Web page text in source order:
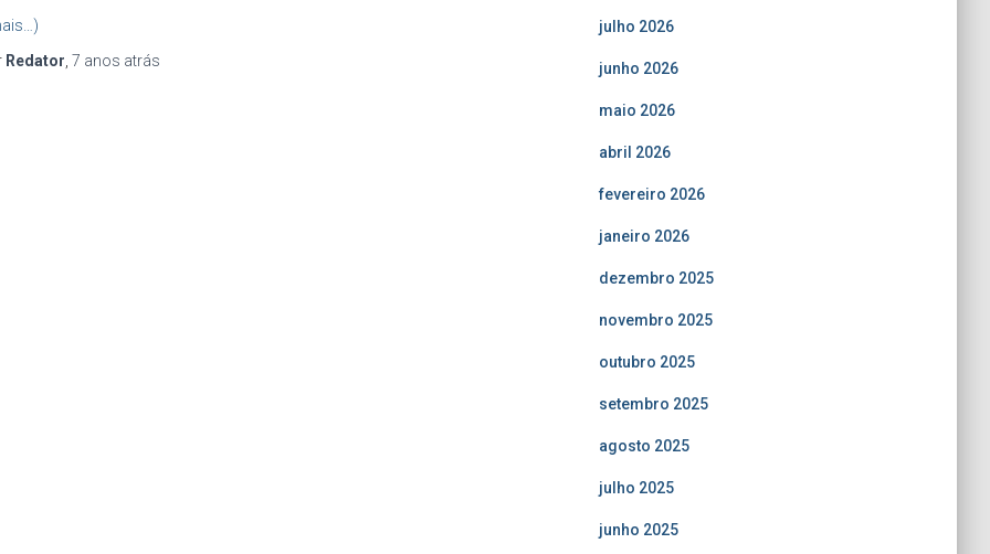
Redator 7 anos atrás
julho 2026
junho 2026
maio 2026
abril 2026
fevereiro 2026
janeiro 2026
dezembro 2025
novembro 2025
outubro 2025
setembro 2025
agosto 2025
julho 2025
junho 2025